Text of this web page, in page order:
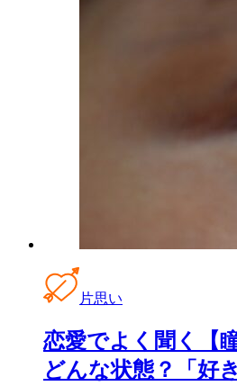
片思い
恋愛でよく聞く【
どんな状態？「好